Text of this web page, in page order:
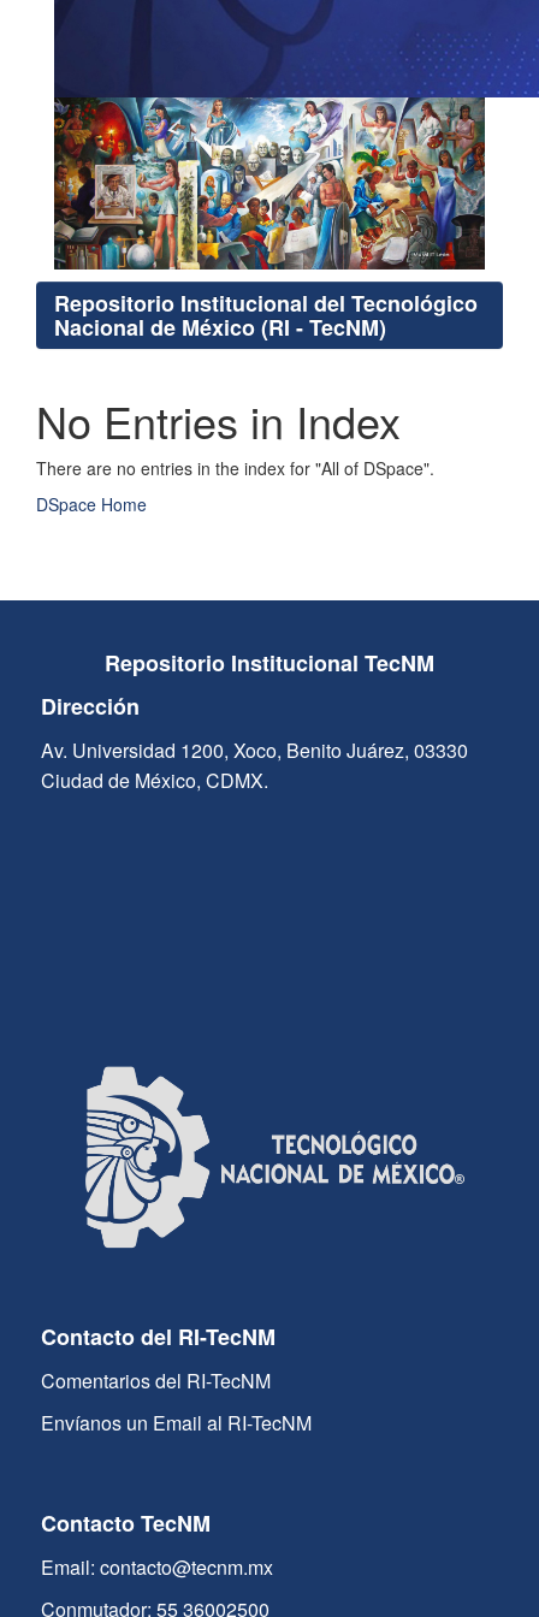
Repositorio Institucional del Tecnológico
Nacional de México (RI - TecNM)
No Entries in Index
There are no entries in the index for "All of DSpace".
DSpace Home
Repositorio Institucional TecNM
Dirección
Av. Universidad 1200, Xoco, Benito Juárez, 03330
Ciudad de México, CDMX.
Contacto del RI-TecNM
Comentarios del RI-TecNM
Envíanos un Email al RI-TecNM
Contacto TecNM
Email: contacto@tecnm.mx
Conmutador: 55 36002500